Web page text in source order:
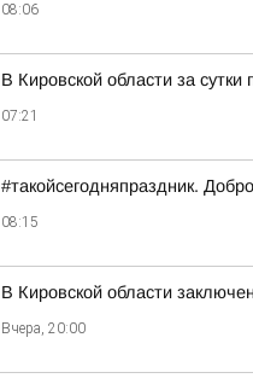
08:06
В Кировской области за
07:21
#такойсегодняпраздник.
08:15
В Кировской области
Вчера, 20:00